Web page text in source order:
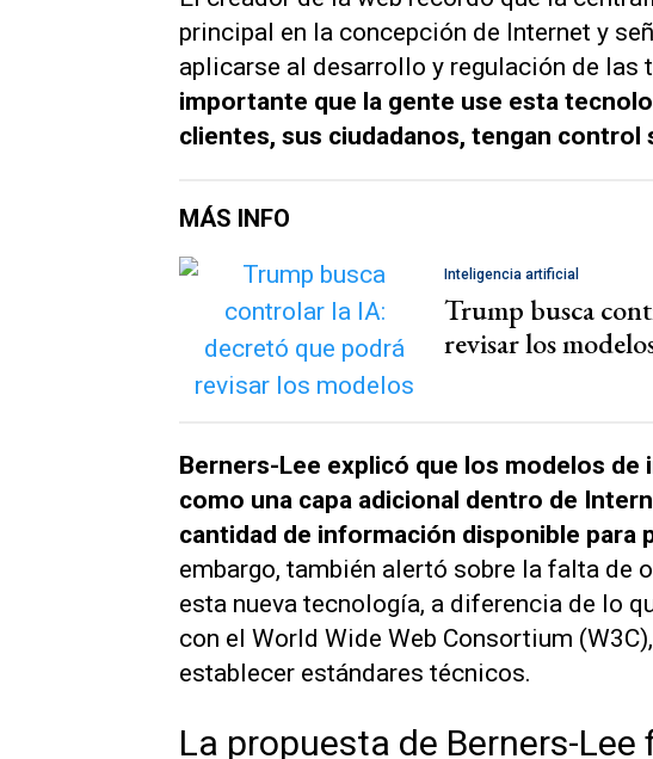
principal en la concepción de Internet y
aplicarse al desarrollo y regulación de las
importante que la gente use esta
clientes, sus ciudadanos, tengan
MÁS INFO
Inteligencia artificial
Trump busca
revisar los
Berners-Lee explicó que los modelos
como una capa adicional dentro de
cantidad de información disponible para
embargo, también alertó sobre la falta de
esta nueva tecnología, a diferencia de lo
con el World Wide Web Consortium
establecer estándares técnicos.
La propuesta de Berners-Lee